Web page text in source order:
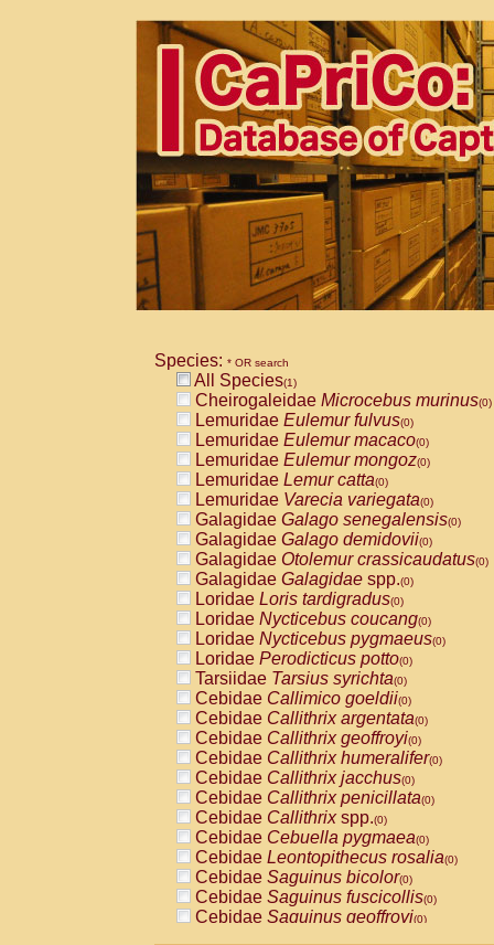
Species: * OR search
All Species(1)
Cheirogaleidae Microcebus murinus(0)
Lemuridae Eulemur fulvus(0)
Lemuridae Eulemur macaco(0)
Lemuridae Eulemur mongoz(0)
Lemuridae Lemur catta(0)
Lemuridae Varecia variegata(0)
Galagidae Galago senegalensis(0)
Galagidae Galago demidovii(0)
Galagidae Otolemur crassicaudatus(0)
Galagidae Galagidae spp.(0)
Loridae Loris tardigradus(0)
Loridae Nycticebus coucang(0)
Loridae Nycticebus pygmaeus(0)
Loridae Perodicticus potto(0)
Tarsiidae Tarsius syrichta(0)
Cebidae Callimico goeldii(0)
Cebidae Callithrix argentata(0)
Cebidae Callithrix geoffroyi(0)
Cebidae Callithrix humeralifer(0)
Cebidae Callithrix jacchus(0)
Cebidae Callithrix penicillata(0)
Cebidae Callithrixspp.(0)
Cebidae Cebuella pygmaea(0)
Cebidae Leontopithecus rosalia(0)
Cebidae Saguinus bicolor(0)
Cebidae Saguinus fuscicollis(0)
Cebidae Saguinus geoffroyi(0)